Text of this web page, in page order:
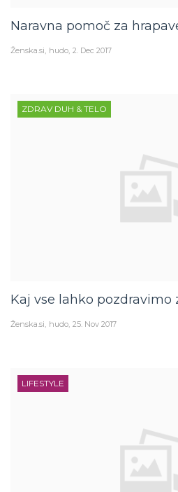
Naravna pomoč za
Ženska.si hudo 2. Dec 2017
ZDRAV DUH & TELO
Kaj vse lahko pozdravimo
Ženska.si hudo 25. Nov 2017
LIFESTYLE